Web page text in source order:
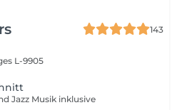
143
L-9905
Jazz Musik inklusive